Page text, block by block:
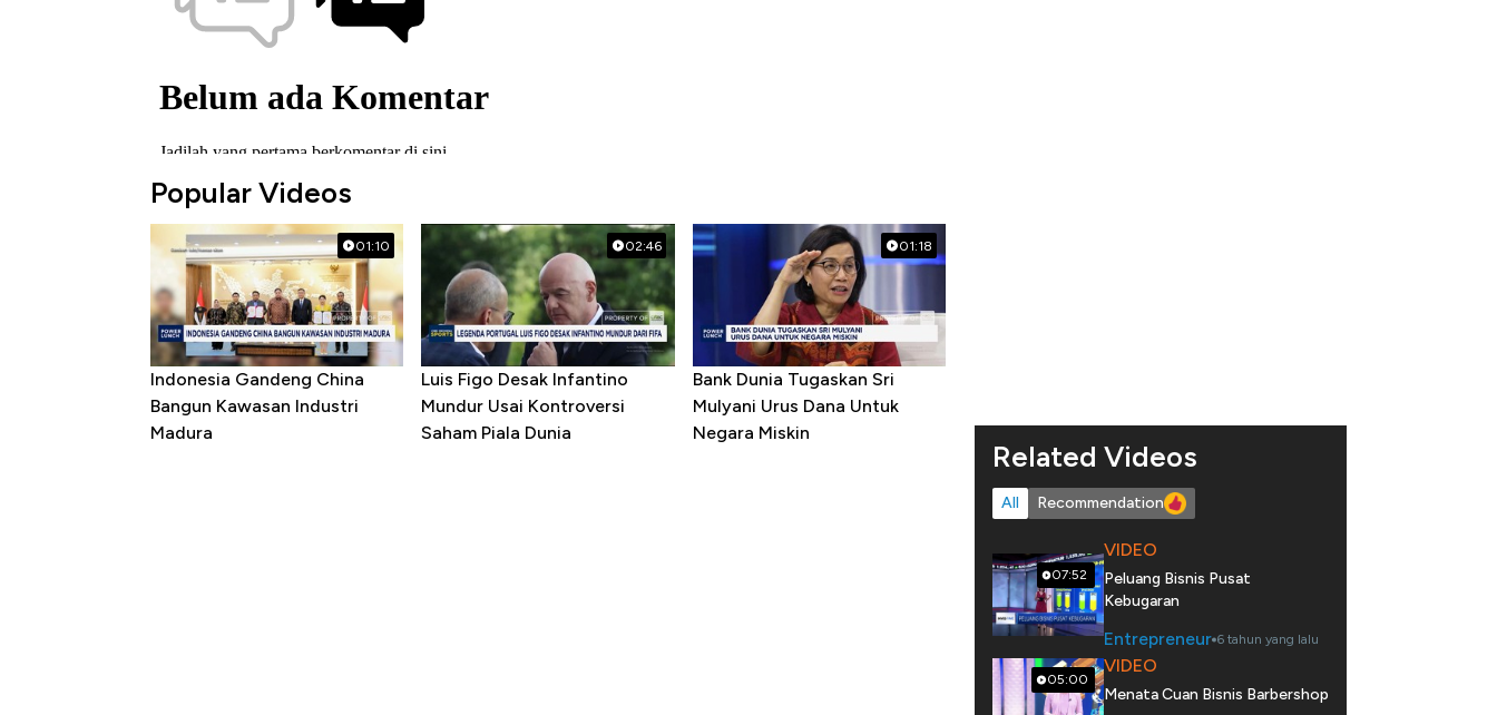
Popular Videos
01:10
Indonesia Gandeng China
Bangun Kawasan Industri
Madura
02:46
Luis Figo Desak Infantino
Mundur Usai Kontroversi
Saham Piala Dunia
01:18
Bank Dunia Tugaskan Sri
Mulyani Urus Dana Untuk
Negara Miskin
Related Videos
All Recommendation
07:52
VIDEO
Peluang Bisnis Pusat
Kebugaran
Entrepreneur 6 tahun yang lalu
05:00
VIDEO
Menata Cuan Bisnis Barbershop